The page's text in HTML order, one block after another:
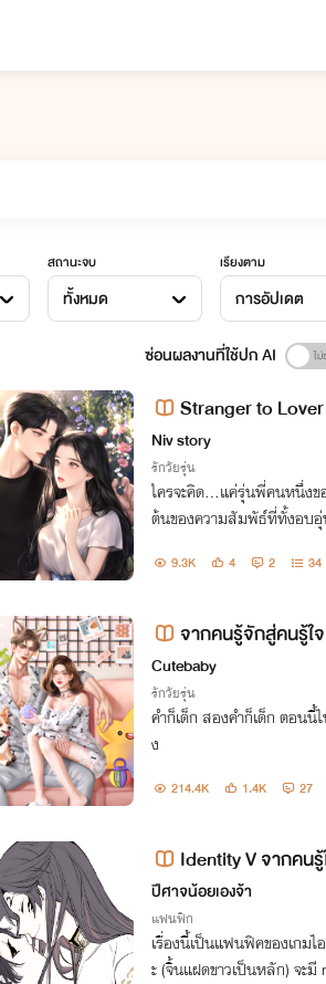
สถานะจบ
ทั้งหมด
เรียงตาม
การอัปเดต
ซ่อนผลงานที่ใช้ปก AI
Stranger to
นรู้ใจ
Niv story
รักวัยรุ่น
ใครจะคิด...แค่รุ่นพี่คนหนึ่งข
ต้นของความสัมพัธ์ที่ทั้งอบอุ่
9.3K 4 2 34
จากคนรู้จักสู่คนรู้ใจ
Cutebaby
รักวัยรุ่น
คำก็เด็ก สองคำก็เด็ก ตอนนี้
ง
214.4K 1.4K 27
Identity V จากคน
o)
ปีศาจน้อยเองจ้า
แฟนฟิก
เรื่องนี้เป็นแฟนฟิคของเกมไ
ะ (จิ้นแฝดขาวเป็นหลัก) จะมี